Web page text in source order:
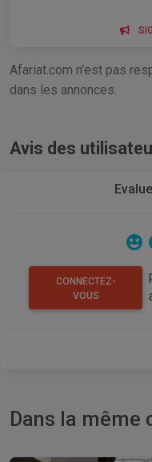
Afariat.com n'est pas
dans les annonces.
Avis des
CONNECTEZ-
VOUS
Dans la même